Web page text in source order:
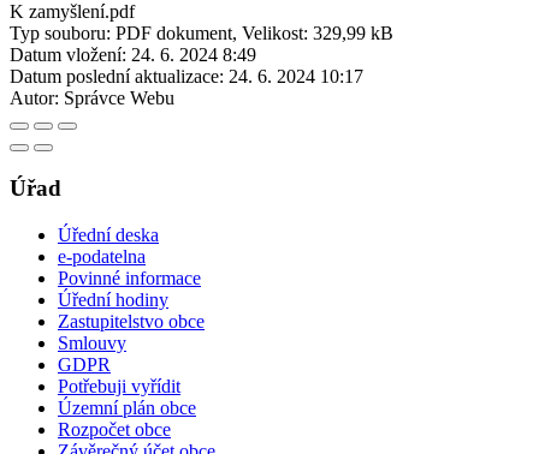
K zamyšlení.pdf
Typ souboru: PDF dokument, Velikost: 329,99 kB
Datum vložení: 24. 6. 2024 8:49
Datum poslední aktualizace: 24. 6. 2024 10:17
Autor: Správce Webu
Úřad
Úřední deska
e-podatelna
Povinné informace
Úřední hodiny
Zastupitelstvo obce
Smlouvy
GDPR
Potřebuji vyřídit
Územní plán obce
Rozpočet obce